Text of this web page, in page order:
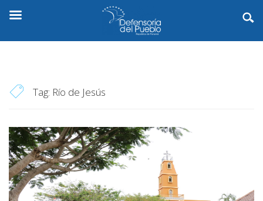
Tag: Río de Jesús